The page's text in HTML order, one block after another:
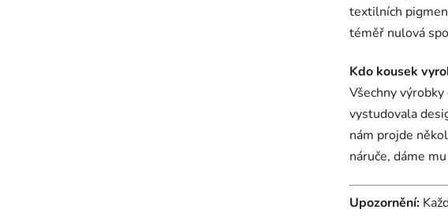
textilních
téměř nulová
Kdo kousek
Všechny
vystudovala
nám projde
náruče, dáme
Upozornění: